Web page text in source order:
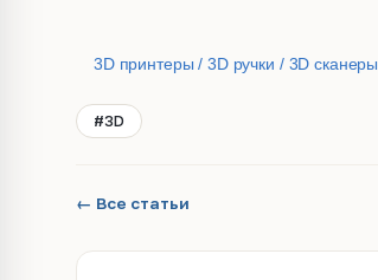
3D принтеры / 3D ручки / 3D сканеры
#3D
← Все статьи